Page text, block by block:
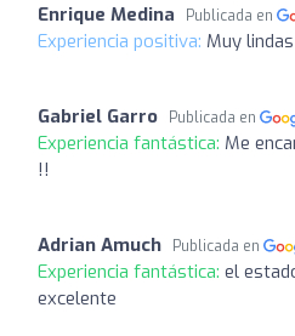
Enrique Medina Publicada en
Experiencia positiva: Muy
Gabriel Garro Publicada en
Experiencia fantástica: Me
!!
Adrian Amuch Publicada en
Experiencia fantástica: el
excelente